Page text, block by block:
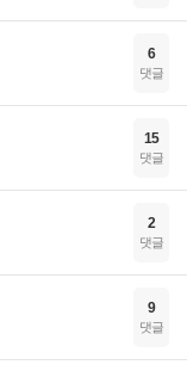
6
댓글
15
댓글
2
댓글
9
댓글